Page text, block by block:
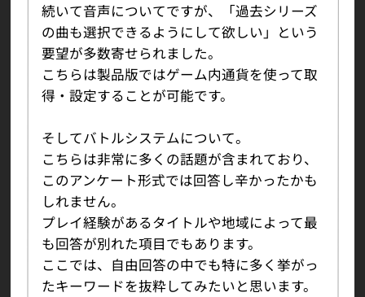
続いて音声についてですが、「過去シリーズ
の曲も選択できるようにして欲しい」という
要望が多数寄せられました。
こちらは製品版ではゲーム内通貨を使って取
得・設定することが可能です。
そしてバトルシステムについて。
こちらは非常に多くの話題が含まれており、
このアンケート形式では回答し辛かったかも
しれません。
プレイ経験があるタイトルや地域によって最
も回答が別れた項目でもあります。
ここでは、自由回答の中でも特に多く挙がっ
たキーワードを抜粋してみたいと思います。